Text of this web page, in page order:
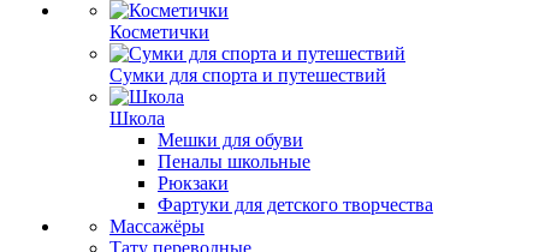
Косметички
Сумки для спорта и путешествий
Школа
Мешки для обуви
Пеналы школьные
Рюкзаки
Фартуки для детского творчества
Массажёры
Тату переводные